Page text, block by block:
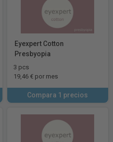
Eyexpert Cotton
Presbyopia
3 pcs
19,46 € por mes
Compara 1 precios